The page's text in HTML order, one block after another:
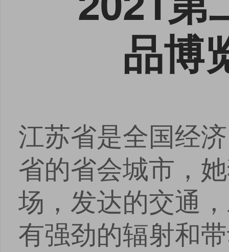
品博
江苏省是全国经
省的省会城市，
场，发达的交通
有强劲的辐射和